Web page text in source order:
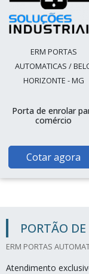
ERM PORTAS
AUTOMATICAS /
HORIZONTE - MG
Porta de enrolar
comércio
Cotar agora
PORTÃO
ERM PORTAS
Atendimento